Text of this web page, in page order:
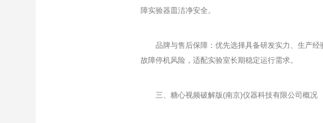
障实验器皿洁净安全。
品牌与售后保障：优先选择具备研发实力、生产经
故障停机风险，适配实验室长期稳定运行需求。
三、糖心视频破解版(南京)仪器科技有限公司概况